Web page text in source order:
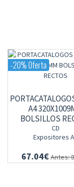
-20% Oferta
A4
BOLSILLOS
CD
Expositores
67.04€ Antes: